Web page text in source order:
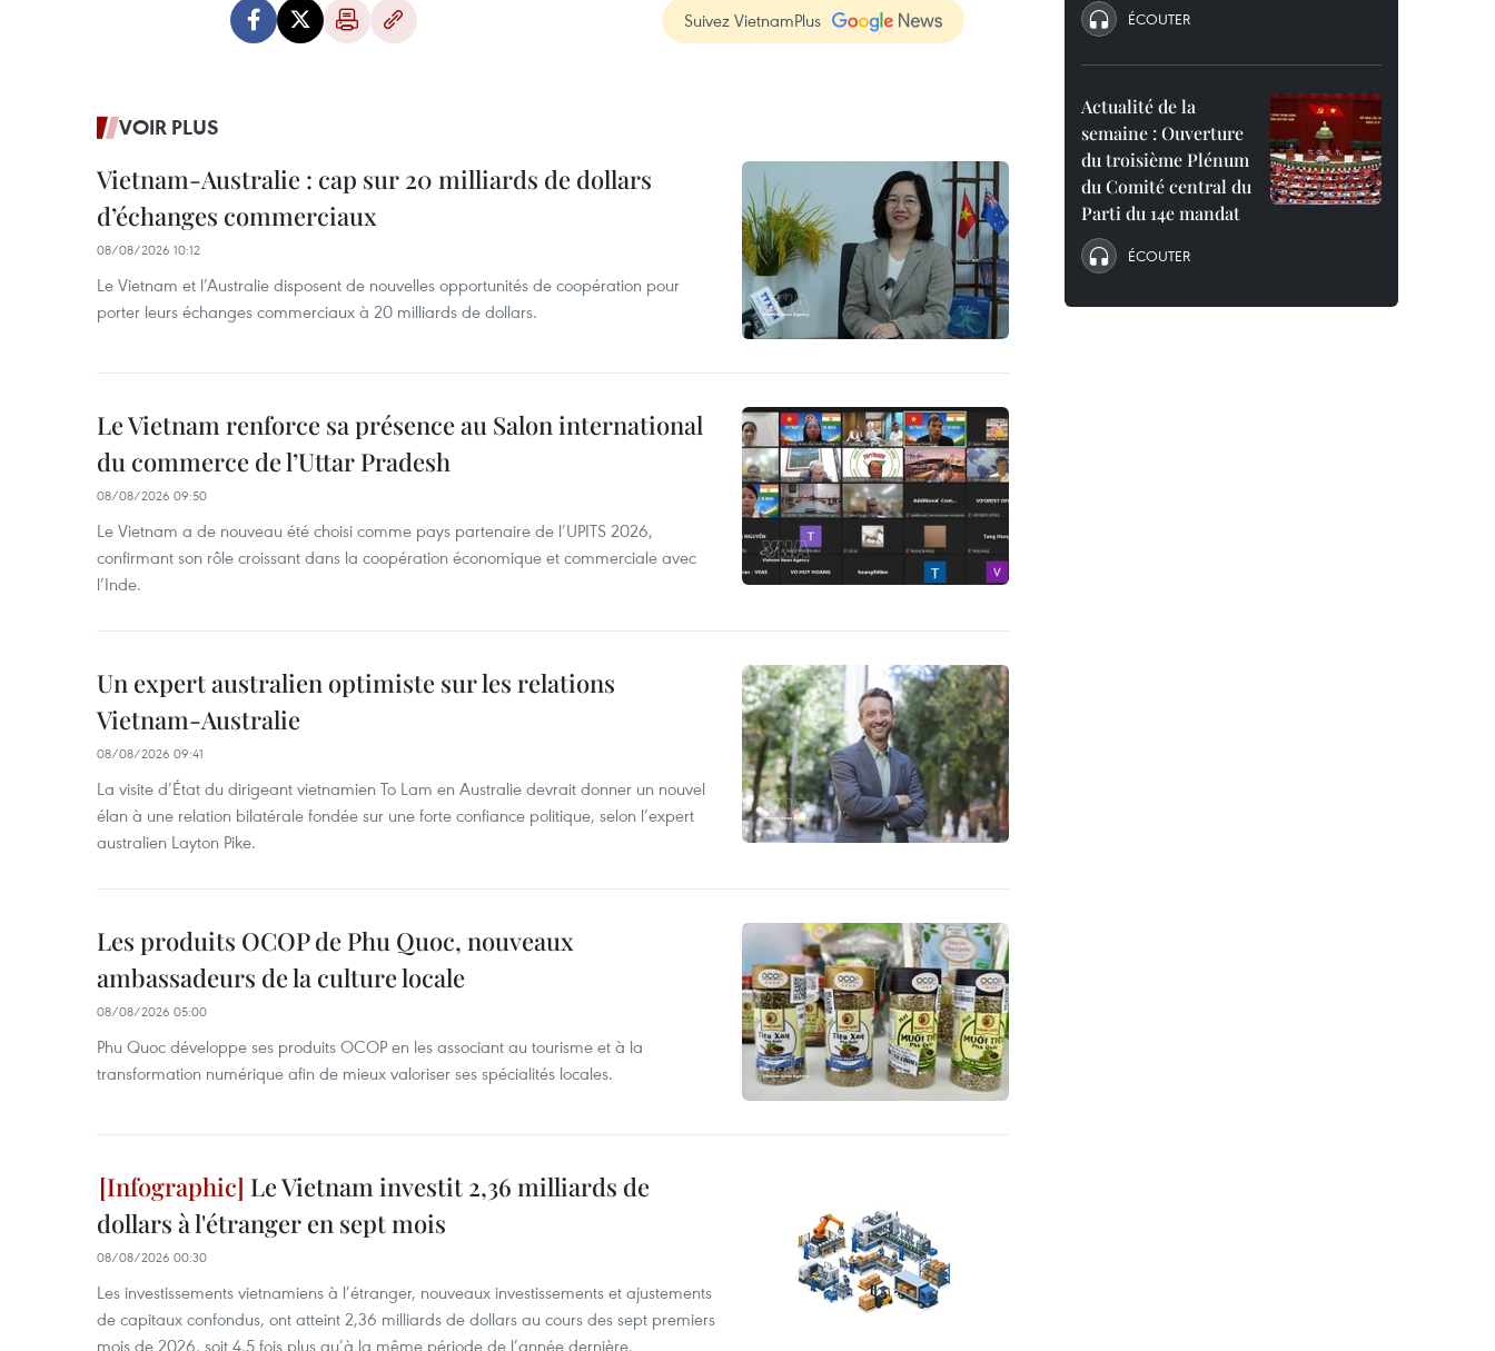
Suivez VietnamPlus
VOIR PLUS
Vietnam-Australie : cap sur 20 milliards de dollars
d’échanges commerciaux
08/08/2026 10:12
Le Vietnam et l’Australie disposent de nouvelles opportunités de coopération pour
porter leurs échanges commerciaux à 20 milliards de dollars.
Le Vietnam renforce sa présence au Salon international
du commerce de l’Uttar Pradesh
08/08/2026 09:50
Le Vietnam a de nouveau été choisi comme pays partenaire de l’UPITS 2026,
confirmant son rôle croissant dans la coopération économique et commerciale avec
l’Inde.
Un expert australien optimiste sur les relations
Vietnam-Australie
08/08/2026 09:41
La visite d’État du dirigeant vietnamien To Lam en Australie devrait donner un nouvel
élan à une relation bilatérale fondée sur une forte confiance politique, selon l’expert
australien Layton Pike.
Les produits OCOP de Phu Quoc, nouveaux
ambassadeurs de la culture locale
08/08/2026 05:00
Phu Quoc développe ses produits OCOP en les associant au tourisme et à la
transformation numérique afin de mieux valoriser ses spécialités locales.
Le Vietnam investit 2,36 milliards de
dollars à l'étranger en sept mois
08/08/2026 00:30
Les investissements vietnamiens à l’étranger, nouveaux investissements et ajustements
de capitaux confondus, ont atteint 2,36 milliards de dollars au cours des sept premiers
mois de 2026, soit 4,5 fois plus qu’à la même période de l’année dernière.
ÉCOUTER
Actualité de la
semaine : Ouverture
du troisième Plénum
du Comité central du
Parti du 14e mandat
ÉCOUTER